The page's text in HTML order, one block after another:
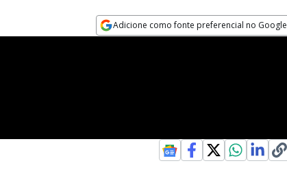
Adicione como fonte preferencial no Google